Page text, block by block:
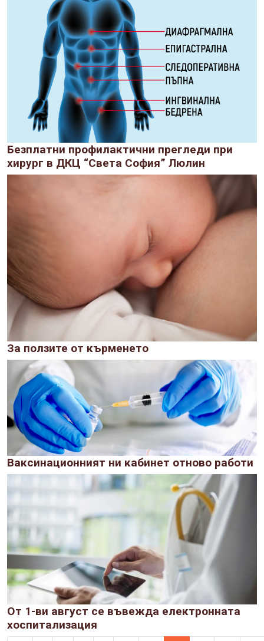
Безплатни профилактични прегледи при
хирург в ДКЦ “Света София” Люлин
За ползите от кърменето
Ваксинационният ни кабинет отново работи
От 1-ви август се въвежда електронната
хоспитализация